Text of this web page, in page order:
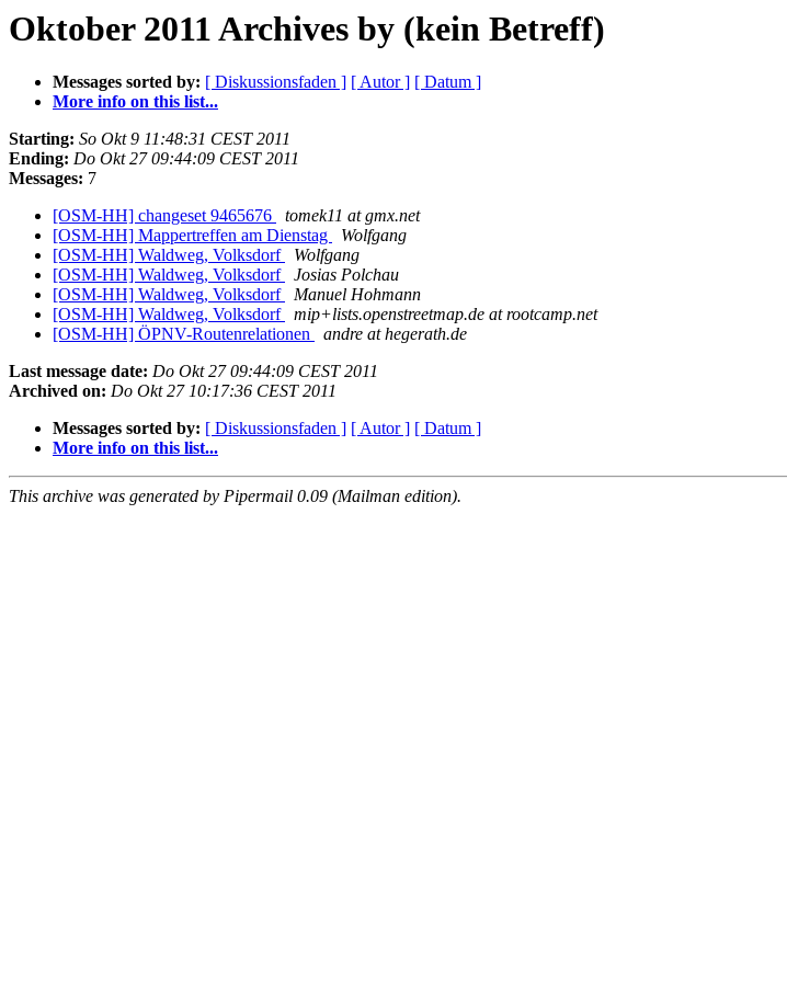
Oktober 2011 Archives by (kein Betreff)
Messages sorted by: [ Diskussionsfaden ] [ Autor ] [ Datum ]
More info on this list...
Starting: So Okt 9 11:48:31 CEST 2011
Ending: Do Okt 27 09:44:09 CEST 2011
Messages: 7
[OSM-HH] changeset 9465676
tomek11 at gmx.net
[OSM-HH] Mappertreffen am Dienstag
Wolfgang
[OSM-HH] Waldweg, Volksdorf
Wolfgang
[OSM-HH] Waldweg, Volksdorf
Josias Polchau
[OSM-HH] Waldweg, Volksdorf
Manuel Hohmann
[OSM-HH] Waldweg, Volksdorf
mip+lists.openstreetmap.de at rootcamp.net
[OSM-HH] ÖPNV-Routenrelationen
andre at hegerath.de
Last message date: Do Okt 27 09:44:09 CEST 2011
Archived on: Do Okt 27 10:17:36 CEST 2011
Messages sorted by: [ Diskussionsfaden ] [ Autor ] [ Datum ]
More info on this list...
This archive was generated by Pipermail 0.09 (Mailman edition).